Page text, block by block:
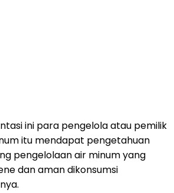
ini para pengelola atau pemilik
itu mendapat pengetahuan
pengelolaan air minum yang
dan aman dikonsumsi